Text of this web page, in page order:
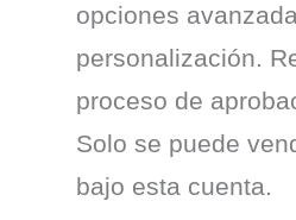
opciones
personalización.
proceso de
Solo se puede
bajo esta cuenta.